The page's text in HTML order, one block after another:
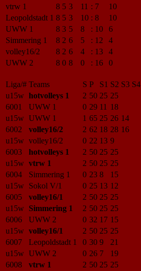
vtrw 1
8 5 3 11 : 7
10
Leopoldstadt 1 8 5 3 10 : 8
10
UWW 1
8 3 5 8 : 10
6
Simmering 1
8 2 6 5 : 12
4
volley16/2
8 2 6 4 : 13
4
UWW 2
8 0 8 0 : 16 0
Liga/# Teams S P S1 S2 S3 S4
u15w hotvolleys 1 2 50 25 25
6001
UWW 1 0 29 11 18
u15w UWW 1 1 65 25 26 14
6002
volley16/2 2 62 18 28 16
u15w volley16/2 0 22 13 9
6003
hotvolleys 1 2 50 25 25
u15w vtrw 1 2 50 25 25
6004
Simmering 1 0 23 8
15
u15w Sokol V/1 0 25 13 12
6005
volley16/1 2 50 25 25
u15w Simmering 1 2 50 25 25
6006
UWW 2 0 32 17 15
u15w volley16/1 2 50 25 25
6007
Leopoldstadt 1 0 30 9
21
u15w UWW 2 0 26 7
19
6008
vtrw 1 2 50 25 25